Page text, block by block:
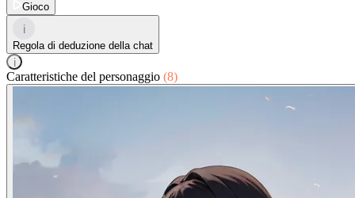
Gioco
i
Regola di deduzione della chat
i
Caratteristiche del personaggio (8)